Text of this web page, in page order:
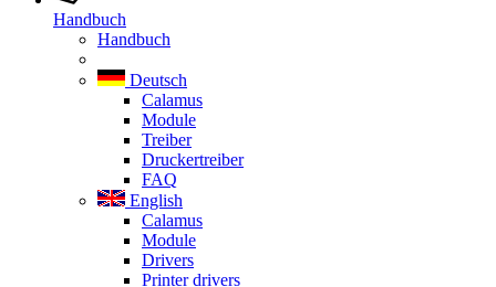
Handbuch
Handbuch
Deutsch
Calamus
Module
Treiber
Druckertreiber
FAQ
English
Calamus
Module
Drivers
Printer drivers